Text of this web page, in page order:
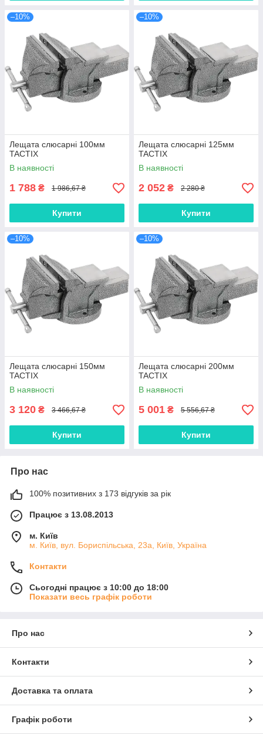
–10%
Лещата слюсарні 100мм
TACTIX
В наявності
1 788 ₴ 1 986,67 ₴
Купити
–10%
Лещата слюсарні 125мм
TACTIX
В наявності
2 052 ₴ 2 280 ₴
Купити
–10%
Лещата слюсарні 150мм
TACTIX
В наявності
3 120 ₴ 3 466,67 ₴
Купити
–10%
Лещата слюсарні 200мм
TACTIX
В наявності
5 001 ₴ 5 556,67 ₴
Купити
Про нас
100% позитивних з 173 відгуків за рік
Працює з 13.08.2013
м. Київ
м. Київ, вул. Бориспільська, 23а, Київ, Україна
Контакти
Сьогодні працює з 10:00 до 18:00
Показати весь графік роботи
Про нас
Контакти
Доставка та оплата
Графік роботи